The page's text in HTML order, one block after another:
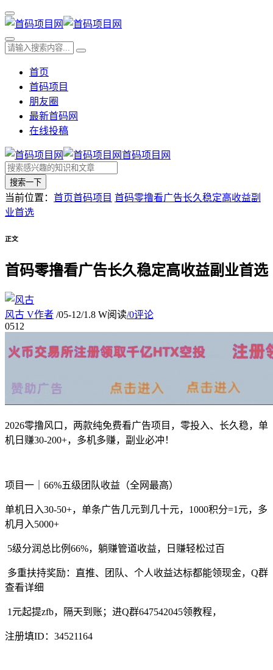
首页
首码项目
朋友圈
最新首码网
在线投稿
首码项目网
搜索一下
当前位置： 首页首码项目 首码零撸看广告长久稳定高收益副
业首选
正文
首码零撸看广告长久稳定高收益副业首选
风古 V作者 /05-12/1.8 W阅读/0评论
0512
2026零撸风口，两款纯免费看广告项目，零投入、长久稳，单
机日赚30-200+，多机多赚，副业必冲！
项目一｜66%五级团队收益（全网最高）
单机日入30-50+，单条广告几元到几十元，1000积分=1元，多
机月入5000+
5级分润总比例66%，躺赚管道收益，日赚轻松过百
多重扶持奖励：直推、团队、个人收益达标都能领现金，Q群
查看详细
1元起提zfb，隔天到账；进Q群647542045领教程，
注册填ID：34521164